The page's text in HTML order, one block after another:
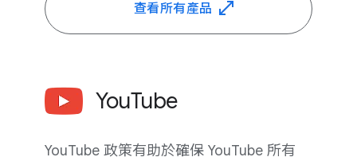
查​看​所有​產品
YouTube
YouTube 政策​有助於​確保 YouTube 所有​